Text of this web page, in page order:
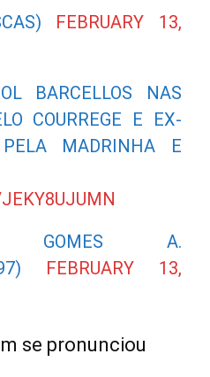
FEBRUARY 13,
BARCELLOS NAS
COURREGE E EX-
MADRINHA E
GOMES A.
FEBRUARY 13,
se pronunciou